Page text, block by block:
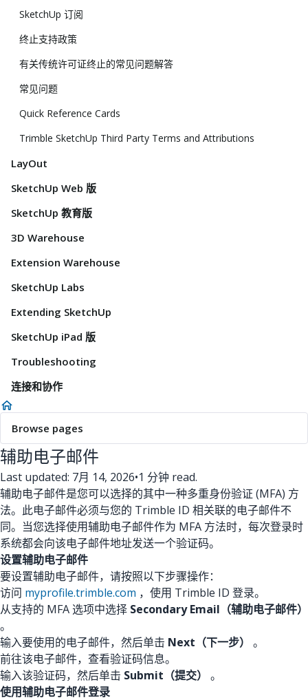
SketchUp 订阅
终止支持政策
有关传统许可证终止的常见问题解答
常见问题
Quick Reference Cards
Trimble SketchUp Third Party Terms and Attributions
LayOut
SketchUp Web 版
SketchUp 教育版
3D Warehouse
Extension Warehouse
SketchUp Labs
Extending SketchUp
SketchUp iPad 版
Troubleshooting
连接和协作
Browse pages
辅助电子邮件
Last updated: 7月 14, 2026•1 分钟 read.
辅助电子邮件是您可以选择的其中一种多重身份验证 (MFA) 方
法。此电子邮件必须与您的 Trimble ID 相关联的电子邮件不
同。当您选择使用辅助电子邮件作为 MFA 方法时，每次登录时
系统都会向该电子邮件地址发送一个验证码。
设置辅助电子邮件
要设置辅助电子邮件，请按照以下步骤操作：
访问 myprofile.trimble.com ，使用 Trimble ID 登录。
从支持的 MFA 选项中选择 Secondary Email（辅助电子邮件）
。
输入要使用的电子邮件，然后单击 Next（下一步）
。
前往该电子邮件，查看验证码信息。
输入该验证码，然后单击 Submit（提交）
。
使用辅助电子邮件登录